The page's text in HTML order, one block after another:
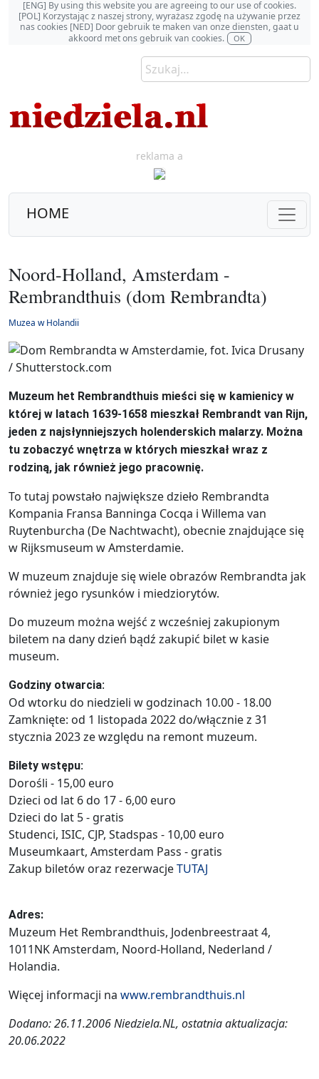
[ENG] By using this website you are agreeing to our use of cookies.
[POL] Korzystając z naszej strony, wyrażasz zgodę na używanie przez
nas cookies [NED] Door gebruik te maken van onze diensten, gaat u
akkoord met ons gebruik van cookies.
OK
reklama a
HOME
Noord-Holland, Amsterdam -
Rembrandthuis (dom Rembrandta)
Muzea w Holandii
Muzeum het Rembrandthuis mieści się w kamienicy w
której w latach 1639-1658 mieszkał Rembrandt van Rijn,
jeden z najsłynniejszych holenderskich malarzy. Można
tu zobaczyć wnętrza w których mieszkał wraz z
rodziną, jak również jego pracownię.
To tutaj powstało największe dzieło Rembrandta
Kompania Fransa Banninga Cocqa i Willema van
Ruytenburcha (De Nachtwacht), obecnie znajdujące się
w Rijksmuseum w Amsterdamie.
W muzeum znajduje się wiele obrazów Rembrandta jak
również jego rysunków i miedziorytów.
Do muzeum można wejść z wcześniej zakupionym
biletem na dany dzień bądź zakupić bilet w kasie
museum.
Godziny otwarcia:
Od wtorku do niedzieli w godzinach 10.00 - 18.00
Zamknięte: od 1 listopada 2022 do/włącznie z 31
stycznia 2023 ze względu na remont muzeum.
Bilety wstępu:
Dorośli - 15,00 euro
Dzieci od lat 6 do 17 - 6,00 euro
Dzieci do lat 5 - gratis
Studenci, ISIC, CJP, Stadspas - 10,00 euro
Museumkaart, Amsterdam Pass - gratis
Zakup biletów oraz rezerwacjeTUTAJ
Adres:
Muzeum Het Rembrandthuis, Jodenbreestraat 4,
1011NK Amsterdam, Noord-Holland, Nederland /
Holandia.
Więcej informacji na www.rembrandthuis.nl
Dodano: 26.11.2006 Niedziela.NL, ostatnia aktualizacja:
20.06.2022